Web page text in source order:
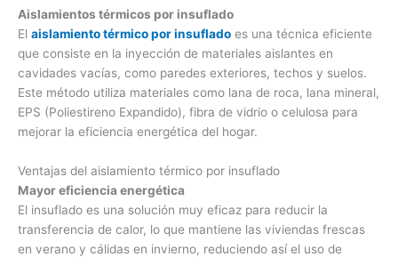
Aislamientos térmicos por insuflado
El aislamiento térmico por insuflado es una técnica eficiente
que consiste en la inyección de materiales aislantes en
cavidades vacías, como paredes exteriores, techos y suelos.
Este método utiliza materiales como lana de roca, lana mineral,
EPS (Poliestireno Expandido), fibra de vidrio o celulosa para
mejorar la eficiencia energética del hogar.
Ventajas del aislamiento térmico por insuflado
Mayor eficiencia energética
El insuflado es una solución muy eficaz para reducir la
transferencia de calor, lo que mantiene las viviendas frescas
en verano y cálidas en invierno, reduciendo así el uso de